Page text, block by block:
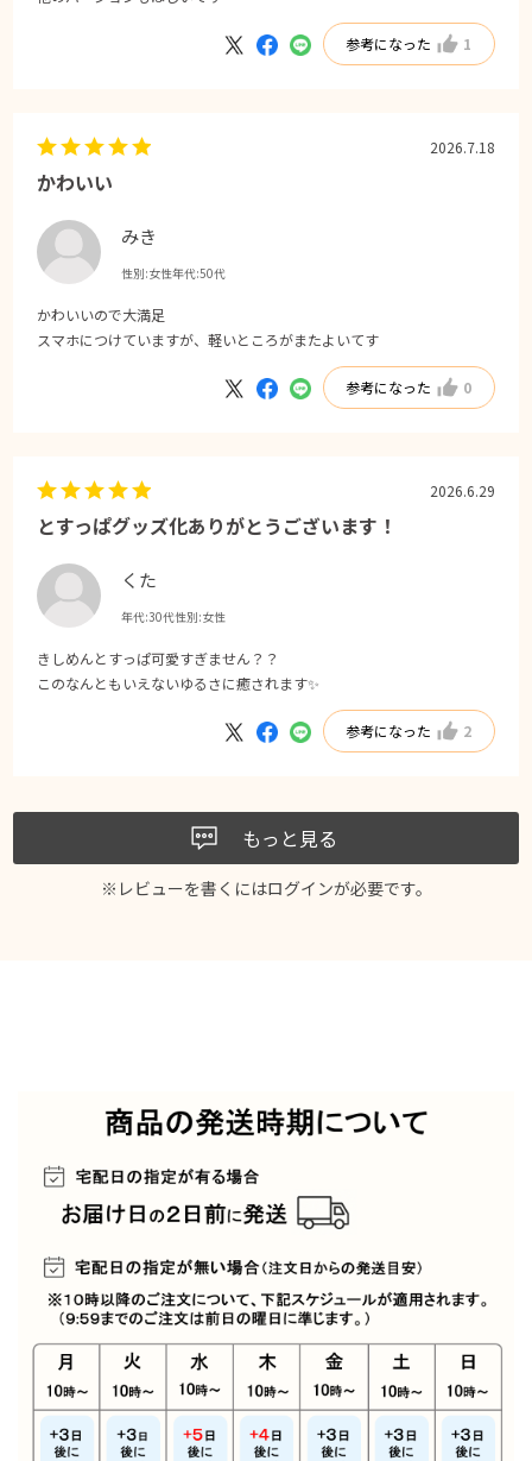
参考になった 1
かわいい
みき
性別:女性年代:50代
2026.7.18
かわいいので大満足
スマホにつけていますが、軽いところがまたよいてす
参考になった 0
とすっぱグッズ化ありがとうございます！
くた
年代:30代性別:女性
2026.6.29
きしめんとすっぱ可愛すぎません？？
このなんともいえないゆるさに癒されます✨
参考になった 2
もっと見る
※レビューを書くにはログインが必要です。